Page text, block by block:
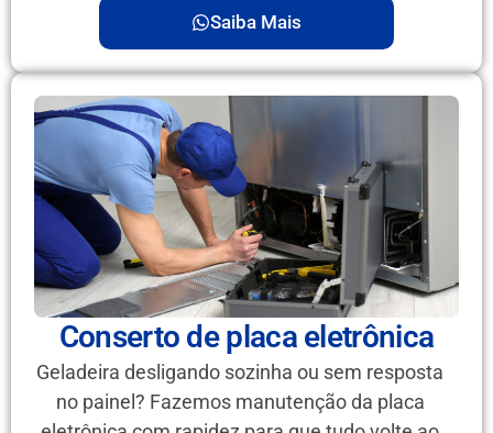
Saiba Mais
Conserto de placa eletrônica
Geladeira desligando sozinha ou sem resposta
no painel? Fazemos manutenção da placa